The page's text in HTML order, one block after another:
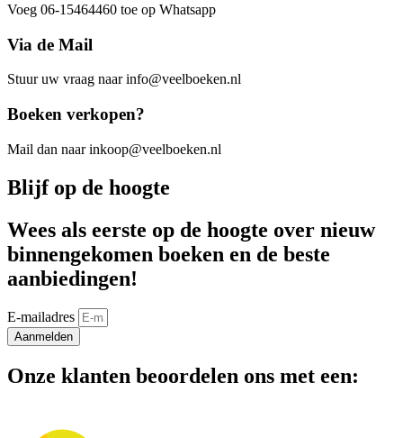
Voeg 06-15464460 toe op Whatsapp
Via de Mail
Stuur uw vraag naar info@veelboeken.nl
Boeken verkopen?
Mail dan naar inkoop@veelboeken.nl
Blijf op de hoogte
Wees als eerste op de hoogte over nieuw
binnengekomen boeken en de beste
aanbiedingen!
E-mailadres
Aanmelden
Onze klanten beoordelen ons met een: